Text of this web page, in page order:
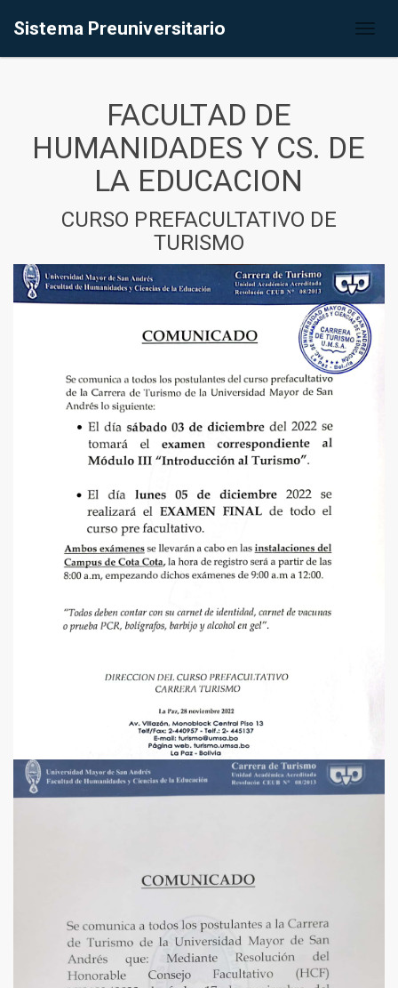
Sistema Preuniversitario
FACULTAD DE
HUMANIDADES Y CS. DE
LA EDUCACION
CURSO PREFACULTATIVO DE
TURISMO